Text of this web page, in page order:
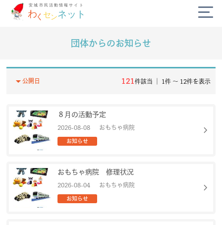
diversity_3
today
handshake
わくセンネットとは？
団体からのお知らせ
arrow_drop_down公開日 121 件該当 ｜ 1件 〜 12件を表示
８月の活動予定
2026-08-08 おもちゃ病院
お知らせ
chevron_right
おもちゃ病院 修理状況
2026-08-04 おもちゃ病院
お知らせ
chevron_right